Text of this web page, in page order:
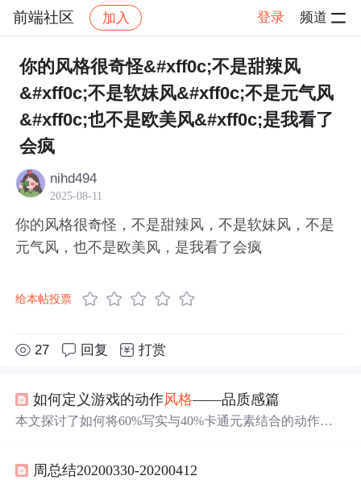
前端社区 加入 登录 频道
社区 前端社区 感慨 帖子详情
你的风格很奇怪&#xff0c;不是甜辣风
&#xff0c;不是软妹风&#xff0c;不是元气风
&#xff0c;也不是欧美风&#xff0c;是我看了
会疯
nihd494
2025-08-11
你的风格很奇怪，不是甜辣风，不是软妹风，不是
元气风，也不是欧美风，是我看了会疯
给本帖投票
27 回复 打赏
如何定义游戏的动作风格——品质感篇
本文探讨了如何将60%写实与40%卡通元素结合的动作设
周总结20200330-20200412